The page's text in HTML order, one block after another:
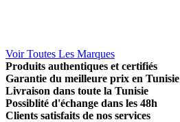
Voir Toutes Les Marques
Produits authentiques et certifiés
Garantie du meilleure prix en Tunisie
Livraison dans toute la Tunisie
Possiblité d'échange dans les 48h
Clients satisfaits de nos services